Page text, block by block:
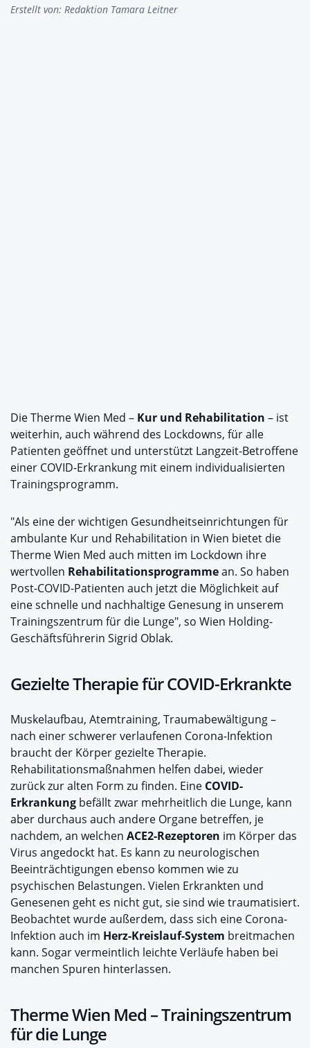
Erstellt von: Redaktion Tamara Leitner
Die Therme Wien Med – Kur und Rehabilitation – ist
weiterhin, auch während des Lockdowns, für alle
Patienten geöffnet und unterstützt Langzeit-Betroffene
einer COVID-Erkrankung mit einem individualisierten
Trainingsprogramm.
"Als eine der wichtigen Gesundheitseinrichtungen für
ambulante Kur und Rehabilitation in Wien bietet die
Therme Wien Med auch mitten im Lockdown ihre
wertvollen Rehabilitationsprogrammean. So haben
Post-COVID-Patienten auch jetzt die Möglichkeit auf
eine schnelle und nachhaltige Genesung in unserem
Trainingszentrum für die Lunge", so Wien Holding-
Geschäftsführerin Sigrid Oblak.
Gezielte Therapie für COVID-Erkrankte
Muskelaufbau, Atemtraining, Traumabewältigung –
nach einer schwerer verlaufenen Corona-Infektion
braucht der Körper gezielte Therapie.
Rehabilitationsmaßnahmen helfen dabei, wieder
zurück zur alten Form zu finden. Eine COVID-
Erkrankung befällt zwar mehrheitlich die Lunge, kann
aber durchaus auch andere Organe betreffen, je
nachdem, an welchen ACE2-Rezeptoren im Körper das
Virus angedockt hat. Es kann zu neurologischen
Beeinträchtigungen ebenso kommen wie zu
psychischen Belastungen. Vielen Erkrankten und
Genesenen geht es nicht gut, sie sind wie traumatisiert.
Beobachtet wurde außerdem, dass sich eine Corona-
Infektion auch im Herz-Kreislauf-System breitmachen
kann. Sogar vermeintlich leichte Verläufe haben bei
manchen Spuren hinterlassen.
Therme Wien Med – Trainingszentrum
für die Lunge